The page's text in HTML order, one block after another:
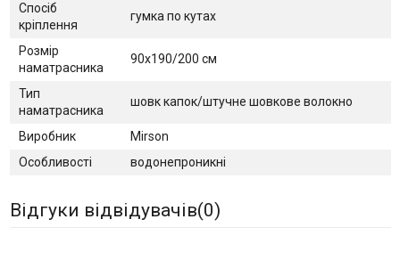
Спосіб
кріплення
гумка по кутах
Розмір
наматрасника
90х190/200 см
Тип
наматрасника
шовк капок/штучне шовкове волокно
Виробник
Mirson
Особливості
водонепроникні
Відгуки відвідувачів(0)